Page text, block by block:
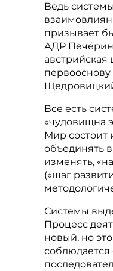
Ведь
призывает
АДР Печёрин
первооснову
Все есть
«чудовищна
Мир состоит
объединять
изменять,
(«шаг
Системы
Процесс
новый, но
соблюдается